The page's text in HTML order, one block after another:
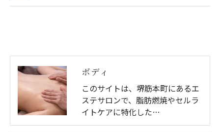
ボディ
このサイトは、堺筋本町にあるエ
ステサロンで、脂肪燃焼やセルラ
イトケアに特化した…